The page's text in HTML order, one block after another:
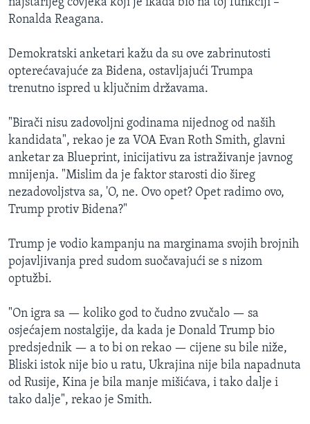
Ronalda Reagana.
Demokratski anketari kažu da su ove zabrinutosti
opterećavajuće za Bidena, ostavljajući Trumpa
trenutno ispred u ključnim državama.
"Birači nisu zadovoljni godinama nijednog od naših
kandidata", rekao je za VOA Evan Roth Smith, glavni
anketar za Blueprint, inicijativu za istraživanje javnog
mnijenja. "Mislim da je faktor starosti dio šireg
nezadovoljstva sa, 'O, ne. Ovo opet? Opet radimo ovo,
Trump protiv Bidena?"
Trump je vodio kampanju na marginama svojih brojnih
pojavljivanja pred sudom suočavajući se s nizom
optužbi.
"On igra sa — koliko god to čudno zvučalo — sa
osjećajem nostalgije, da kada je Donald Trump bio
predsjednik — a to bi on rekao — cijene su bile niže,
Bliski istok nije bio u ratu, Ukrajina nije bila napadnuta
od Rusije, Kina je bila manje mišićava, i tako dalje i
tako dalje", rekao je Smith.